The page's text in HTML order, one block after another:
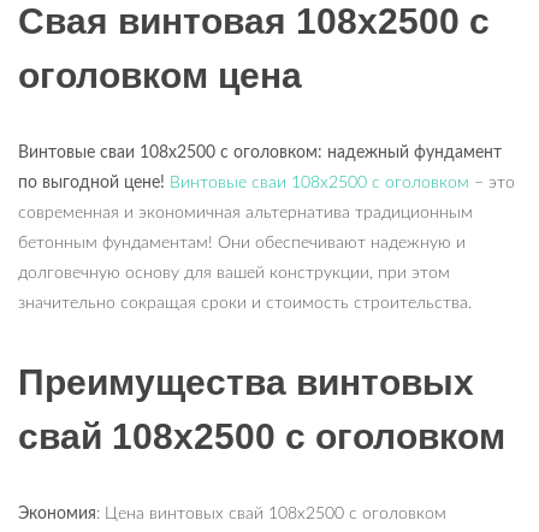
Свая винтовая 108х2500 с
оголовком цена
Винтовые сваи 108х2500 с оголовком: надежный фундамент
по выгодной цене! Винтовые сваи 108х2500 с оголовком – это
современная и экономичная альтернатива традиционным
бетонным фундаментам! Они обеспечивают надежную и
долговечную основу для вашей конструкции, при этом
значительно сокращая сроки и стоимость строительства.
Преимущества винтовых
свай 108х2500 с оголовком
Экономия: Цена винтовых свай 108х2500 с оголовком